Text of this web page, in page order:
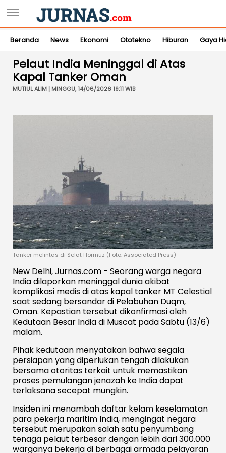
Beranda News Ekonomi Ototekno Hiburan Gaya
Pelaut India Meninggal di Atas
Kapal Tanker Oman
MUTIUL ALIM | MINGGU, 14/06/2026 19:11 WIB
Tanker melintas di Selat Hormuz (Foto: Associated Press)
New Delhi, Jurnas.com - Seorang warga negara
India dilaporkan meninggal dunia akibat
komplikasi medis di atas kapal tanker MT Celestial
saat sedang bersandar di Pelabuhan Duqm,
Oman. Kepastian tersebut dikonfirmasi oleh
Kedutaan Besar India di Muscat pada Sabtu (13/6)
malam.
Pihak kedutaan menyatakan bahwa segala
persiapan yang diperlukan tengah dilakukan
bersama otoritas terkait untuk memastikan
proses pemulangan jenazah ke India dapat
terlaksana secepat mungkin.
Insiden ini menambah daftar kelam keselamatan
para pekerja maritim India, mengingat negara
tersebut merupakan salah satu penyumbang
tenaga pelaut terbesar dengan lebih dari 300.000
warganya bekerja di berbagai armada pelayaran